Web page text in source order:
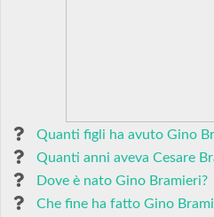
Quanti figli ha avuto Gino
Quanti anni aveva Cesare
Dove è nato Gino Bramieri?
Che fine ha fatto Gino